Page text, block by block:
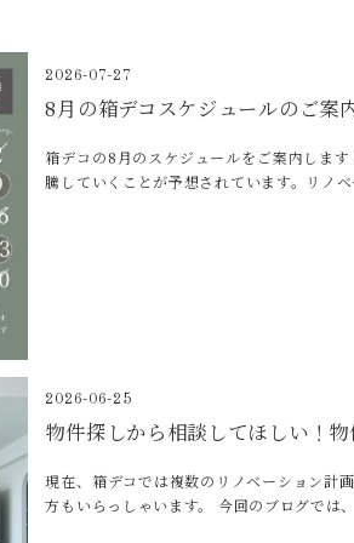
2026-07-27
8月の箱デコスケジュールのご案
箱デコの8月のスケジュールをご案内しま
騰していくことが予想されています。リノ
2026-06-25
物件探しから相談してほしい！
現在、箱デコでは複数のリノベーション計
方もいらっしゃいます。 今回のブログでは